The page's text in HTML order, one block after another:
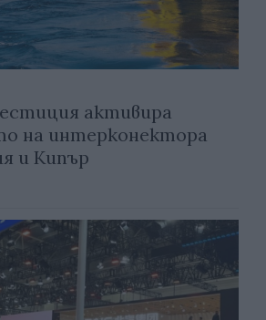
активира
на интерконектора
и Кипър